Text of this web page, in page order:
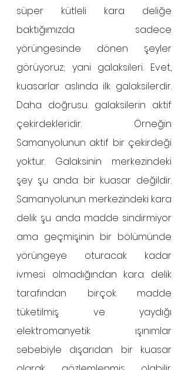
süper kütleli kara deliğe
baktığımızda sadece
yörüngesinde dönen şeyler
görüyoruz; yani galaksileri. Evet,
kuasarlar aslında ilk galaksilerdir.
Daha doğrusu galaksilerin aktif
çekirdekleridir. Örneğin
Samanyolunun aktif bir çekirdeği
yoktur. Galaksinin merkezindeki
şey şu anda bir kuasar değildir.
Samanyolunun merkezindeki kara
delik şu anda madde sindirmiyor
ama geçmişinin bir bölümünde
yörüngeye oturacak kadar
ivmesi olmadığından kara delik
tarafından birçok madde
tüketilmiş ve yaydığı
elektromanyetik ışınımlar
sebebiyle dışarıdan bir kuasar